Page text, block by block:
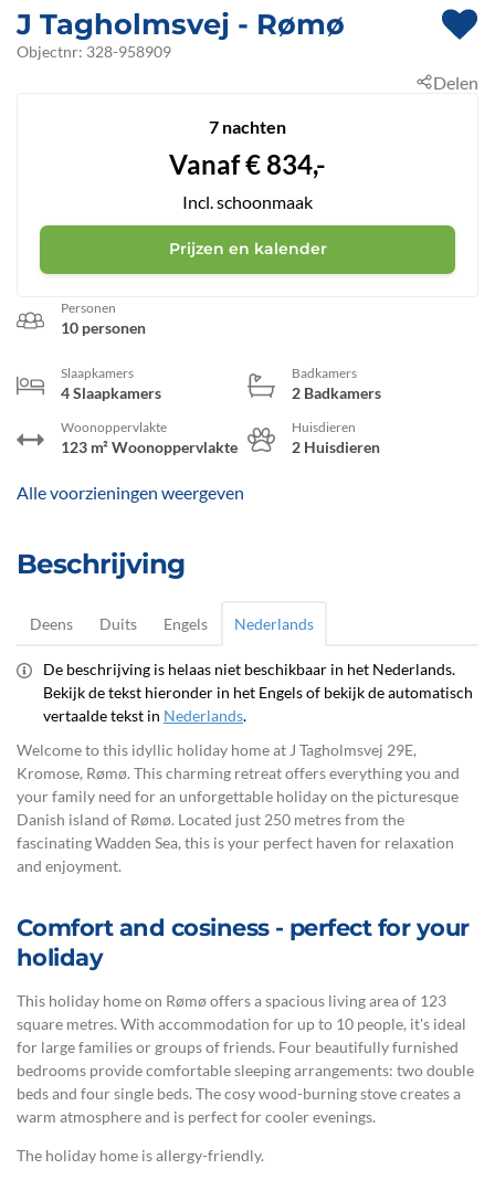
J Tagholmsvej - Rømø
Objectnr: 328-958909
Personen
10 personen
Slaapkamers
4 Slaapkamers
Badkamers
2 Badkamers
Woonoppervlakte
123 m² Woonoppervlakte
Huisdieren
2 Huisdieren
Alle voorzieningen weergeven
Beschrijving
Deens Duits Engels Nederlands
De beschrijving is helaas niet beschikbaar in het Nederlands.
Bekijk de tekst hieronder in het Engels of bekijk de automatisch
vertaalde tekst in Nederlands.
Welcome to this idyllic holiday home at J Tagholmsvej 29E,
Kromose, Rømø. This charming retreat offers everything you and
your family need for an unforgettable holiday on the picturesque
Danish island of Rømø. Located just 250 metres from the
fascinating Wadden Sea, this is your perfect haven for relaxation
and enjoyment.
Comfort and cosiness - perfect for your
holiday
This holiday home on Rømø offers a spacious living area of 123
square metres. With accommodation for up to 10 people, it's ideal
for large families or groups of friends. Four beautifully furnished
bedrooms provide comfortable sleeping arrangements: two double
beds and four single beds. The cosy wood-burning stove creates a
warm atmosphere and is perfect for cooler evenings.
The holiday home is allergy-friendly.
Delen
7 nachten
Vanaf€ 834,-
Incl. schoonmaak
Prijzen en kalender